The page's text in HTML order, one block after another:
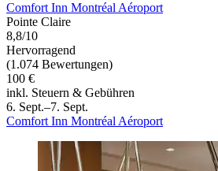
Comfort Inn Montréal Aéroport
Pointe Claire
8,8/10
Hervorragend
(1.074 Bewertungen)
100 €
inkl. Steuern & Gebühren
6. Sept.–7. Sept.
Comfort Inn Montréal Aéroport